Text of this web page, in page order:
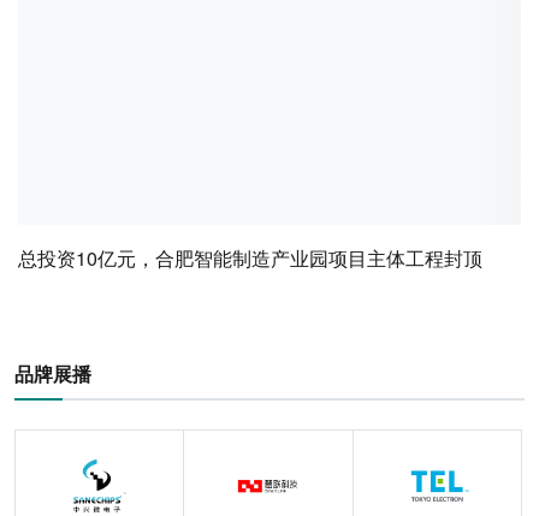
总投资10亿元，合肥智能制造产业园项目主体工程封顶
品牌展播